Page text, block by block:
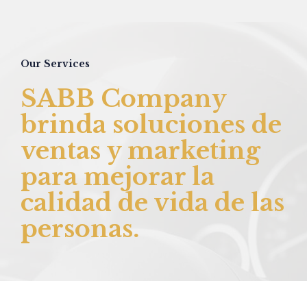
Our Services
SABB Company
brinda soluciones de
ventas y marketing
para mejorar la
calidad de vida de las
personas.